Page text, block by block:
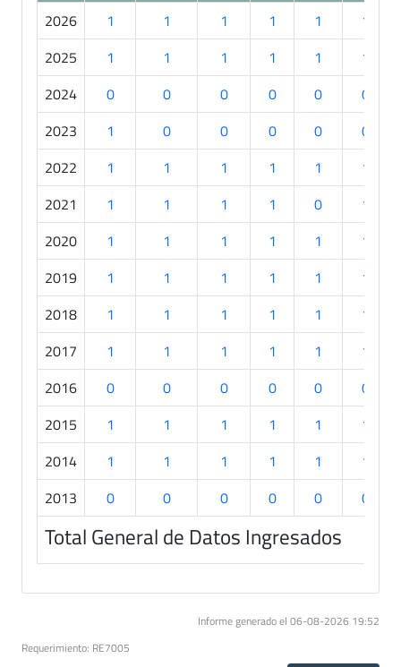
2026
1 1 1 1 1
1
2025
1 1 1 1 1
1
2024
0 0 0 0 0
0
2023
1 0 0 0 0
0
2022
1 1 1 1 1
1
2021
1 1 1 1 0
1
2020
1 1 1 1 1
1
2019
1 1 1 1 1
1
2018
1 1 1 1 1
1
2017
1 1 1 1 1
1
2016
0 0 0 0 0
0
2015
1 1 1 1 1
1
2014
1 1 1 1 1
1
2013
0 0 0 0 0 0
Total General de Datos Ingresados
Informe generado el 06-08-2026 19:52
Requerimiento: RE7005